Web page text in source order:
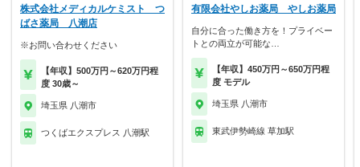
株式会社メディカルケミスト つ
ばさ薬局 八潮店
※お問い合わせください
【年収】500万円～620万円程
度 30歳～
埼玉県 八潮市
つくばエクスプレス 八潮駅
有限会社やしお薬局 やしお薬局
自分に合った働き方を！プライベー
トとの両立が可能な…
【年収】450万円～650万円程
度 モデル
埼玉県 八潮市
東武伊勢崎線 草加駅